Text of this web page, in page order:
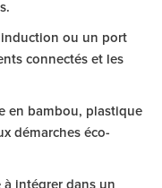
ou un port
connectés et les
en bambou, plastique
démarches éco-
intégrer dans un